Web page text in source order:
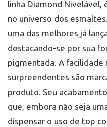
linha Diamond Nivelável,
no universo dos
uma das melhores já
destacando-se por sua
pigmentada. A facilidade
surpreendentes são
produto. Seu
que, embora não seja
dispensar o uso de top